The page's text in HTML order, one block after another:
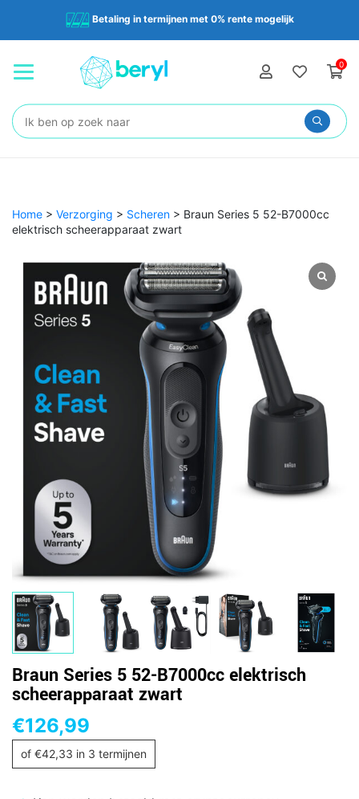
Betaling in termijnen met 0% rente mogelijk
0
Zoeken:
Home > Verzorging > Scheren > Braun Series 5 52-B7000cc
elektrisch scheerapparaat zwart
Braun Series 5 52-B7000cc elektrisch
scheerapparaat zwart
€126,99
of €42,33 in 3 termijnen